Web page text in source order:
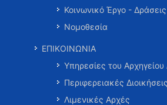
Κοινωνικό Έργο - Δράσεις
Νομοθεσία
ΕΠΙΚΟΙΝΩΝΙΑ
Υπηρεσίες του
Περιφερειακές
Λιμενικές Αρχές